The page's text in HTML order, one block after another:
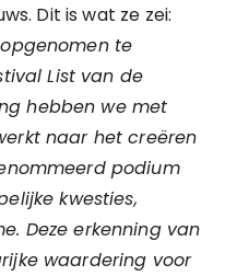
Dit is wat ze zei:
te
List van de
hebben we met
naar het creëren
podium
kwesties,
Deze erkenning van
waardering voor